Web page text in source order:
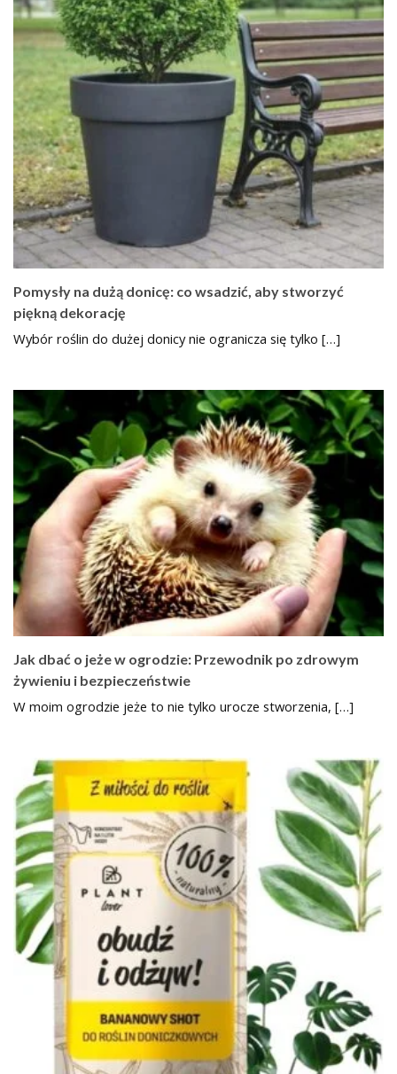
Pomysły na dużą donicę: co wsadzić, aby stworzyć
piękną dekorację
Wybór roślin do dużej donicy nie ogranicza się tylko […]
Jak dbać o jeże w ogrodzie: Przewodnik po zdrowym
żywieniu i bezpieczeństwie
W moim ogrodzie jeże to nie tylko urocze stworzenia, […]